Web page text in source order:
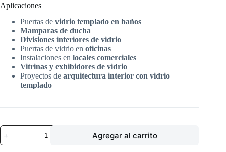
Aplicaciones
Puertas de vidrio templado en baños
Mamparas de ducha
Divisiones interiores de vidrio
Puertas de vidrio en oficinas
Instalaciones en locales comerciales
Vitrinas y exhibidores de vidrio
Proyectos de arquitectura interior con vidrio
templado
BISAGRA
V/V.
180°
Agregar al carrito